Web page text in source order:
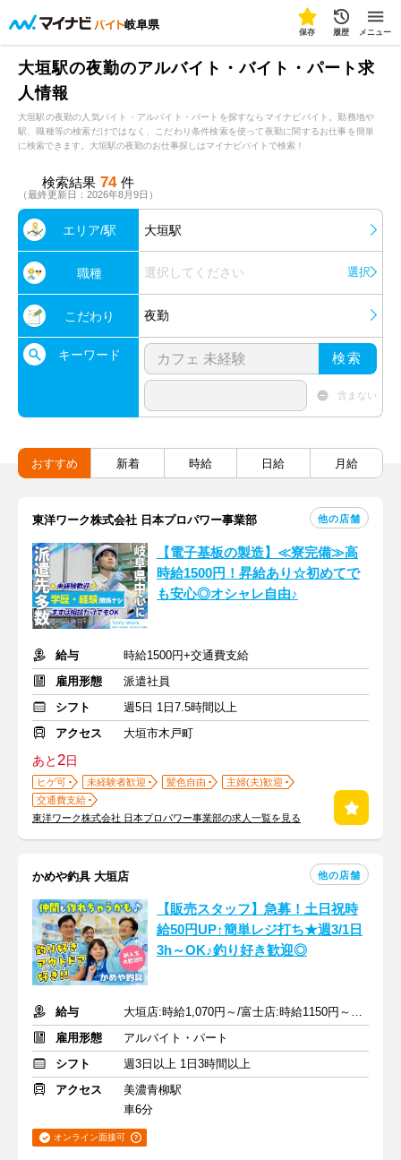
岐阜県
保存 履歴 メニュー
大垣駅の夜勤のアルバイト・バイト・パート求
人情報
大垣駅の夜勤の人気バイト・アルバイト・パートを探すならマイナビバイト。勤務地や
駅、職種等の検索だけではなく、こだわり条件検索を使って夜勤に関するお仕事を簡単
に検索できます。大垣駅の夜勤のお仕事探しはマイナビバイトで検索！
検索結果 74 件
（最終更新日：2026年8月9日）
エリア/駅 大垣駅
職種 選択してください 選択
こだわり 夜勤
キーワード 検索
含まない
おすすめ 新着 時給 日給 月給
東洋ワーク株式会社 日本プロパワー事業部 他の店舗
【電子基板の製造】≪寮完備≫高
時給1500円！昇給あり☆初めてで
も安心◎オシャレ自由♪
給与
時給1500円+交通費支給
雇用形態
派遣社員
シフト
週5日 1日7.5時間以上
アクセス
大垣市木戸町
あと2日
ヒゲ可 未経験者歓迎 髪色自由
主婦(夫)歓迎
交通費支給
東洋ワーク株式会社 日本プロパワー事業部の求人一覧を見る
かめや釣具 大垣店 他の店舗
【販売スタッフ】急募！土日祝時
給50円UP↑簡単レジ打ち★週3/1日
3h～OK♪釣り好き歓迎◎
給与
大垣店:時給1,070円～/富士店:時給1150円～★１分単位で時給支給
雇用形態
アルバイト・パート
シフト
週3日以上 1日3時間以上
アクセス
美濃青柳駅
車6分
オンライン面接可